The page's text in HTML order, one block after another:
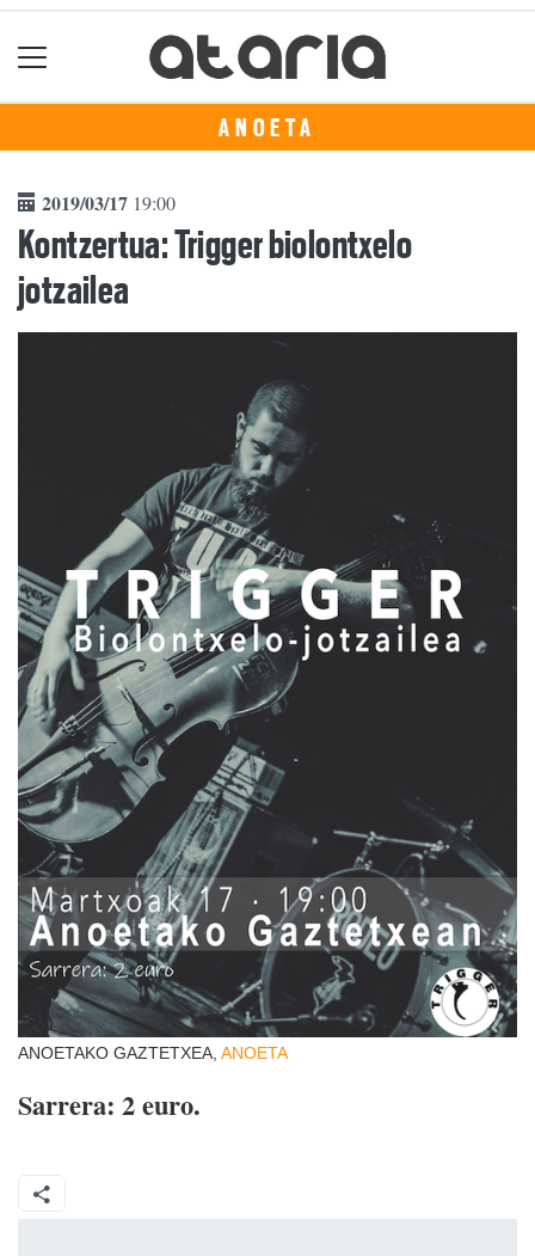
ANOETA
2019/03/17 19:00
Kontzertua: Trigger biolontxelo
jotzailea
ANOETAKO GAZTETXEA, ANOETA
Sarrera: 2 euro.